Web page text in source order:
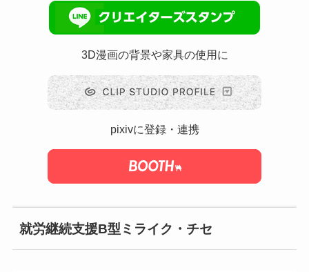
3D漫画の背景や家具の使用に
pixivに登録・連携
就労継続支援B型ミライク・チセ